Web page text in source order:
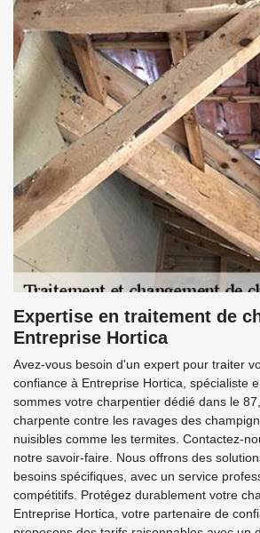
Expertise en traitement de
Entreprise Hortica
Avez-vous besoin d'un expert pour traiter
confiance à Entreprise Hortica, spécialiste
sommes votre charpentier dédié dans le
charpente contre les ravages des
nuisibles comme les termites. Contactez-
notre savoir-faire. Nous offrons des
besoins spécifiques, avec un service
compétitifs. Protégez durablement votre
Entreprise Hortica, votre partenaire de